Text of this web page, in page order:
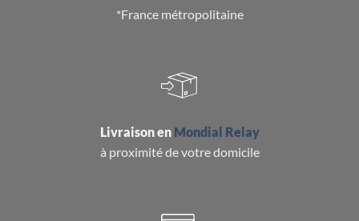
*France métropolitaine
Livraison en Mondial Relay
à proximité de votre domicile